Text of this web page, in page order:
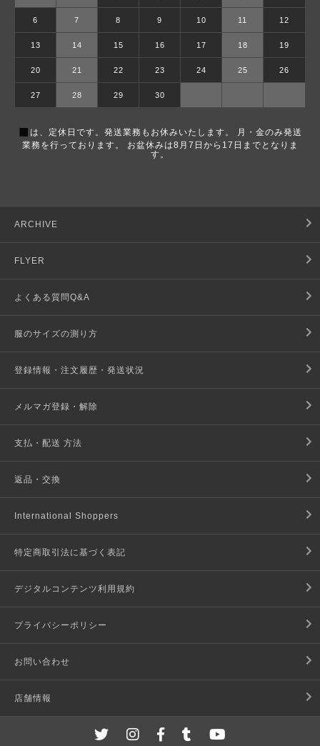
6 7 8 9 10 11 12
13 14 15 16 17 18 19
20 21 22 23 24 25 26
27 28 29 30
■ は、定休日です。発送業務もお休みいたします。 月・金のみ発送
業務を行っております。 お盆休みは8月7日から17日までとなりま
す。
ARCHIVE
FLYER
よくある質問Q&A
服のサイズの測り方
登録情報・注文履歴・発送状況
メルマガ登録・解除
支払・配送 方法
返品・交換
International Shoppers
特定商取引法に基づく表記
デジタルコンテンツ利用規約
プライバシーポリシー
お問い合わせ
店舗情報